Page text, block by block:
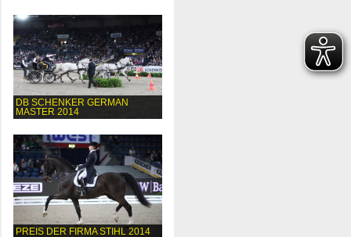
DB SCHENKER GERMAN
MASTER 2014
PREIS DER FIRMA STIHL 2014